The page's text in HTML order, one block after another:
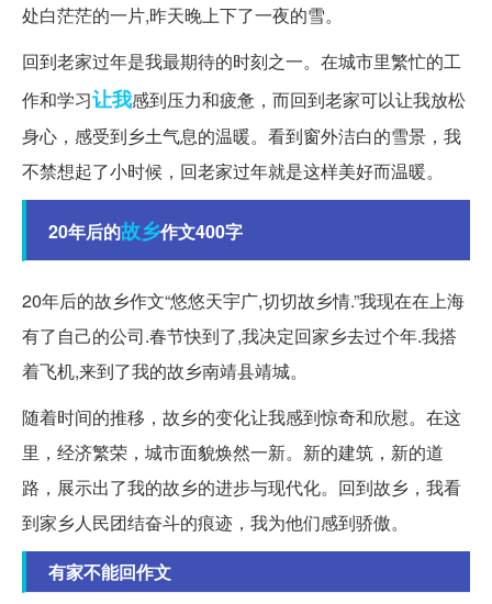
处白茫茫的一片,昨天晚上下了一夜的雪。
回到老家过年是我最期待的时刻之一。在城市里繁忙的工
作和学习让我感到压力和疲惫，而回到老家可以让我放松
身心，感受到乡土气息的温暖。看到窗外洁白的雪景，我
不禁想起了小时候，回老家过年就是这样美好而温暖。
20年后的故乡作文400字
20年后的故乡作文“悠悠天宇广,切切故乡情.”我现在在上海
有了自己的公司.春节快到了,我决定回家乡去过个年.我搭
着飞机,来到了我的故乡南靖县靖城。
随着时间的推移，故乡的变化让我感到惊奇和欣慰。在这
里，经济繁荣，城市面貌焕然一新。新的建筑，新的道
路，展示出了我的故乡的进步与现代化。回到故乡，我看
到家乡人民团结奋斗的痕迹，我为他们感到骄傲。
有家不能回作文